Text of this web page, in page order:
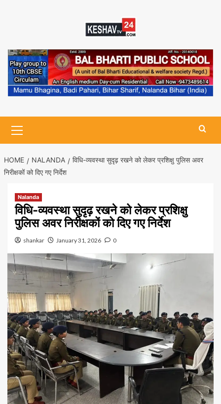
Menu
HOME NALANDA
विधि-व्यवस्था सुदृढ़ रखने को लेकर प्रशिक्षु पुलिस अवर
निरीक्षकों को दिए गए निर्देश
Nalanda
विधि-व्यवस्था सुदृढ़ रखने को लेकर प्रशिक्षु
पुलिस अवर निरीक्षकों को दिए गए निर्देश
shankar January 31, 2026 0